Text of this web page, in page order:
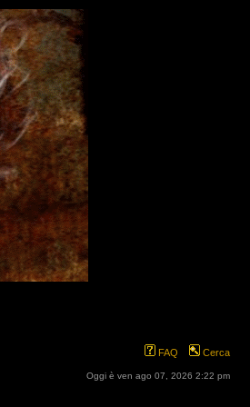
FAQ Cerca
Oggi è ven ago 07, 2026 2:22 pm